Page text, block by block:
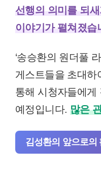
선행의 의미를 되
이야기가 펼쳐졌습
‘송승환의 원더풀
게스트들을 초대하
통해 시청자들에게
예정입니다. 많은
김성환의 앞으로의